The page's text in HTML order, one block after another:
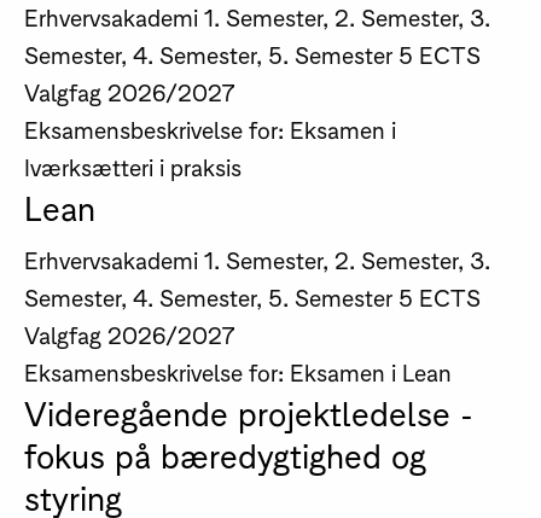
Erhvervsakademi 1. Semester, 2. Semester, 3.
Semester, 4. Semester, 5. Semester 5 ECTS
Valgfag 2026/2027
Eksamensbeskrivelse for: Eksamen i
Iværksætteri i praksis
Lean
Erhvervsakademi 1. Semester, 2. Semester, 3.
Semester, 4. Semester, 5. Semester 5 ECTS
Valgfag 2026/2027
Eksamensbeskrivelse for: Eksamen i Lean
Videregående projektledelse -
fokus på bæredygtighed og
styring